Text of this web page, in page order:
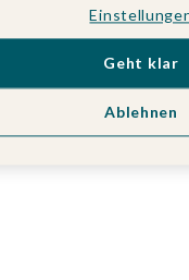
Ablehnen
Geht klar